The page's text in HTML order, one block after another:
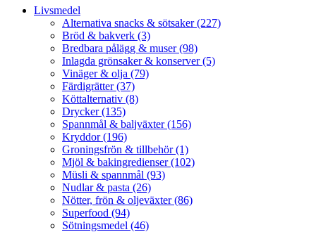
Livsmedel
Alternativa snacks & sötsaker (227)
Bröd & bakverk (3)
Bredbara pålägg & muser (98)
Inlagda grönsaker & konserver (5)
Vinäger & olja (79)
Färdigrätter (37)
Köttalternativ (8)
Drycker (135)
Spannmål & baljväxter (156)
Kryddor (196)
Groningsfrön & tillbehör (1)
Mjöl & bakingredienser (102)
Müsli & spannmål (93)
Nudlar & pasta (26)
Nötter, frön & oljeväxter (86)
Superfood (94)
Sötningsmedel (46)